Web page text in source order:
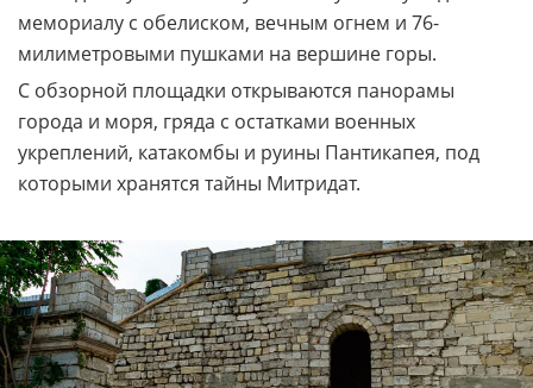
мемориалу с обелиском, вечным огнем и 76-
милиметровыми пушками на вершине горы.
С обзорной площадки открываются панорамы
города и моря, гряда с остатками военных
укреплений, катакомбы и руины Пантикапея, под
которыми хранятся тайны Митридат.